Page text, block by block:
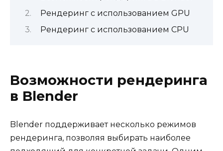
Рендеринг с использованием GPU
Рендеринг с использованием CPU
Возможности рендеринга
в Blender
Blender поддерживает несколько режимов
рендеринга, позволяя выбирать наиболее